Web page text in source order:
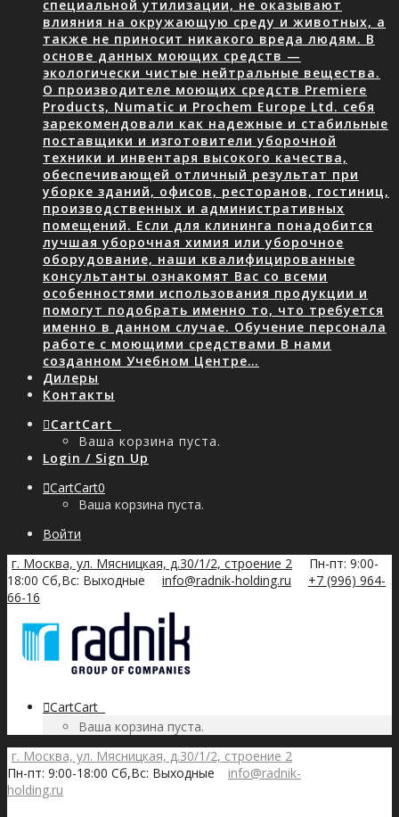
специальной утилизации, не оказывают
влияния на окружающую среду и животных, а
также не приносит никакого вреда людям. В
основе данных моющих средств —
экологически чистые нейтральные вещества.
О производителе моющих средств Premiere
Products, Numatic и Prochem Europe Ltd. себя
зарекомендовали как надежные и стабильные
поставщики и изготовители уборочной
техники и инвентаря высокого качества,
обеспечивающей отличный результат при
уборке зданий, офисов, ресторанов, гостиниц,
производственных и административных
помещений. Если для клининга понадобится
лучшая уборочная химия или уборочное
оборудование, наши квалифицированные
консультанты ознакомят Вас со всеми
особенностями использования продукции и
помогут подобрать именно то, что требуется
именно в данном случае. Обучение персонала
работе с моющими средствами В нами
созданном Учебном Центре…
Дилеры
Контакты
CartCart
Ваша корзина пуста.
Login / Sign Up
CartCart0
Ваша корзина пуста.
Войти
г. Москва, ул. Мясницкая, д.30/1/2, строение 2
Пн-пт: 9:00-
18:00 Сб,Вс: Выходные
info@radnik-holding.ru
+7 (996) 964-
66-16
CartCart
Ваша корзина пуста.
г. Москва, ул. Мясницкая, д.30/1/2, строение 2
Пн-пт: 9:00-18:00 Сб,Вс: Выходные
info@radnik-
holding.ru